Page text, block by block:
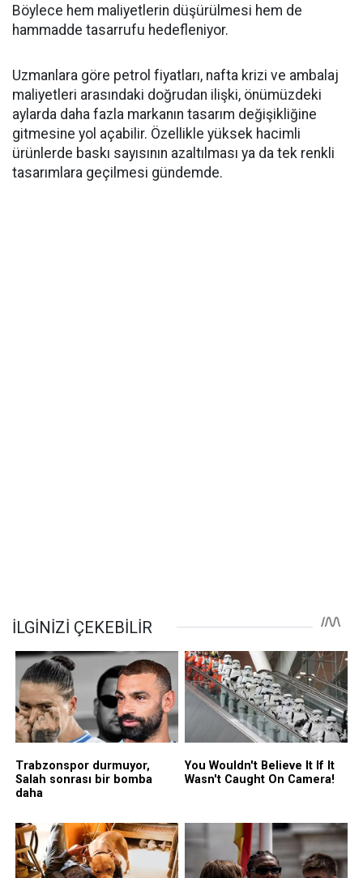
Böylece hem maliyetlerin düşürülmesi hem de
hammadde tasarrufu hedefleniyor.
Uzmanlara göre petrol fiyatları, nafta krizi ve ambalaj
maliyetleri arasındaki doğrudan ilişki, önümüzdeki
aylarda daha fazla markanın tasarım değişikliğine
gitmesine yol açabilir. Özellikle yüksek hacimli
ürünlerde baskı sayısının azaltılması ya da tek renkli
tasarımlara geçilmesi gündemde.